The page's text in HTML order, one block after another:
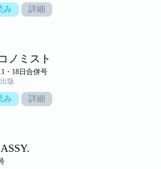
み 詳細
ノミスト
・18日合併号
版
み 詳細